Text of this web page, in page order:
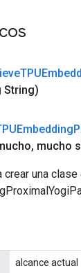
String)
, mucho
una
alcance actual